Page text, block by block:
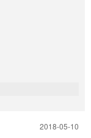
2018-05-10